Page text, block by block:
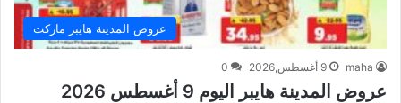
عروض المدينة هايبر ماركت
maha 9 أغسطس,2026 0
عروض المدينة هايبر اليوم 9 أغسطس 2026